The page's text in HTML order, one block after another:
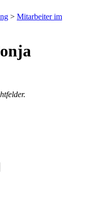
> Mitarbeiter im